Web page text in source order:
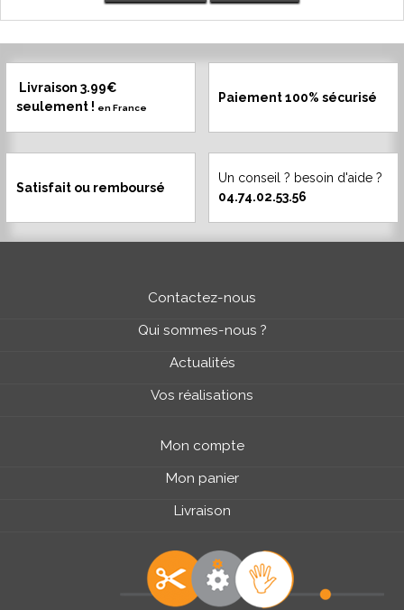
Livraison 3.99€
seulement ! en France
Paiement 100% sécurisé
Satisfait ou remboursé
Un conseil ? besoin d'aide ?
04.74.02.53.56
Contactez-nous
Qui sommes-nous ?
Actualités
Vos réalisations
Mon compte
Mon panier
Livraison